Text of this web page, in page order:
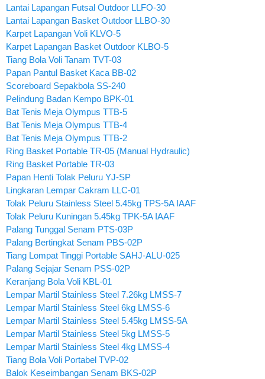
Lantai Lapangan Futsal Outdoor LLFO-30
Lantai Lapangan Basket Outdoor LLBO-30
Karpet Lapangan Voli KLVO-5
Karpet Lapangan Basket Outdoor KLBO-5
Tiang Bola Voli Tanam TVT-03
Papan Pantul Basket Kaca BB-02
Scoreboard Sepakbola SS-240
Pelindung Badan Kempo BPK-01
Bat Tenis Meja Olympus TTB-5
Bat Tenis Meja Olympus TTB-4
Bat Tenis Meja Olympus TTB-2
Ring Basket Portable TR-05 (Manual Hydraulic)
Ring Basket Portable TR-03
Papan Henti Tolak Peluru YJ-SP
Lingkaran Lempar Cakram LLC-01
Tolak Peluru Stainless Steel 5.45kg TPS-5A IAAF
Tolak Peluru Kuningan 5.45kg TPK-5A IAAF
Palang Tunggal Senam PTS-03P
Palang Bertingkat Senam PBS-02P
Tiang Lompat Tinggi Portable SAHJ-ALU-025
Palang Sejajar Senam PSS-02P
Keranjang Bola Voli KBL-01
Lempar Martil Stainless Steel 7.26kg LMSS-7
Lempar Martil Stainless Steel 6kg LMSS-6
Lempar Martil Stainless Steel 5.45kg LMSS-5A
Lempar Martil Stainless Steel 5kg LMSS-5
Lempar Martil Stainless Steel 4kg LMSS-4
Tiang Bola Voli Portabel TVP-02
Balok Keseimbangan Senam BKS-02P